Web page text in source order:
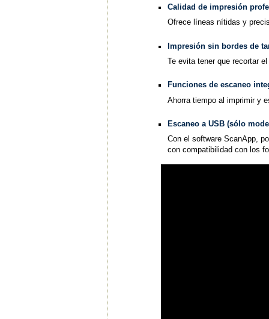
Calidad de impresión
Ofrece líneas nítidas y
Impresión sin bordes de
Te evita tener que recortar
Funciones de escaneo
Ahorra tiempo al imprimir y
Escaneo a USB (sólo
Con el software ScanApp,
con compatibilidad con los